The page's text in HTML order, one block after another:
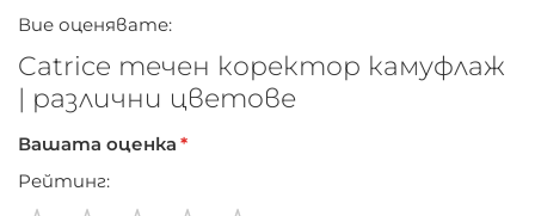
дълготрайна. Предлага се в два цвята.
Вие оценявате:
Catrice течен коректор камуфлаж
| различни цветове
Вашата оценка
Рейтинг: